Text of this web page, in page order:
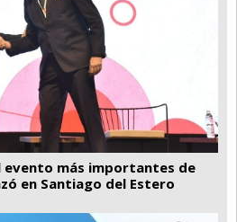
evento más importantes de
en Santiago del Estero